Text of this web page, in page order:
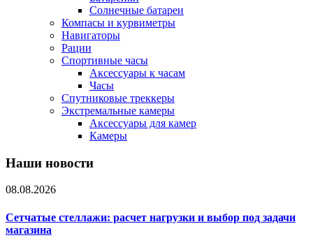
Солнечные батареи
Компасы и курвиметры
Навигаторы
Рации
Спортивные часы
Аксессуары к часам
Часы
Спутниковые треккеры
Экстремальные камеры
Аксессуары для камер
Камеры
Наши новости
08.08.2026
Сетчатые стеллажи: расчет нагрузки и выбор под задачи
магазина